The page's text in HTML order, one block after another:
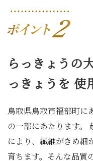
らっきょうの
っきょうを 使
鳥取県鳥取市福部町に
の一部にあたります。
により、繊維がきめ細
育ちます。そんな品質